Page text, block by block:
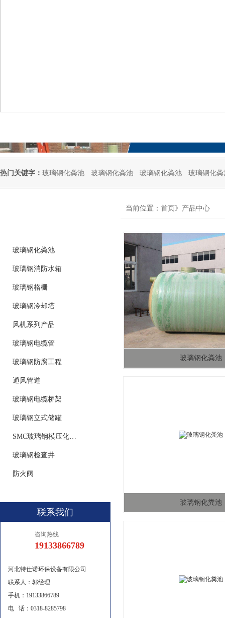
热门关键字： 玻璃钢化粪池 玻璃钢化粪池 玻璃钢化粪池 玻璃钢化粪
玻璃钢化粪池
玻璃钢消防水箱
玻璃钢格栅
玻璃钢冷却塔
风机系列产品
玻璃钢电缆管
玻璃钢防腐工程
通风管道
玻璃钢电缆桥架
玻璃钢立式储罐
SMC玻璃钢模压化粪池
玻璃钢检查井
防火阀
联系我们
咨询热线
19133866789
河北特仕诺环保设备有限公司
联系人：郭经理
手机：19133866789
电 话：0318-8285798
当前位置：首页》产品中心
玻璃钢化粪池
玻璃钢化粪池